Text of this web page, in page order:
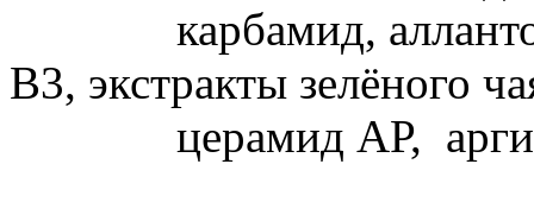
карбамид,
В3, экстракты зелёного
церамид АР,